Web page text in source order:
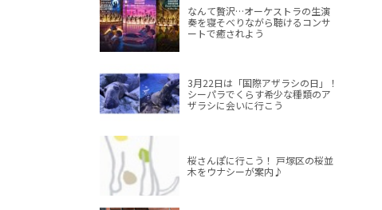
なんて贅沢…オーケストラの生演
奏を寝そべりながら聴けるコンサ
ートで癒されよう
3月22日は「国際アザラシの日」！
シーパラでくらす希少な種類のア
ザラシに会いに行こう
桜さんぽに行こう！ 戸塚区の桜並
木をウナシーが案内♪